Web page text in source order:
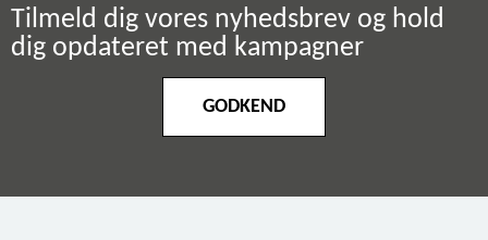
Tilmeld dig vores nyhedsbrev og hold
dig opdateret med kampagner
GODKEND